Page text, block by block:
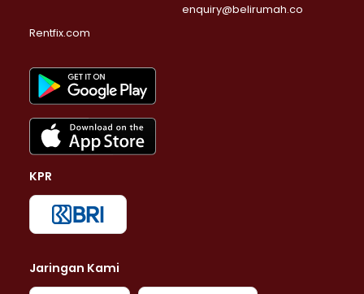
enquiry@belirumah.co
Rentfix.com
KPR
Jaringan Kami